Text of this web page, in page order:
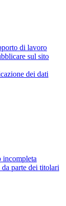
di lavoro
sul sito
dei dati
incompleta
parte dei titolari